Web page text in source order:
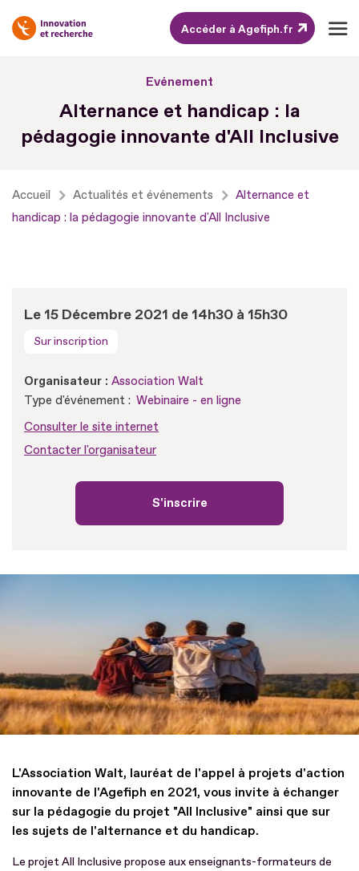
Aller
pied
de
Accéder à Agefiph.fr
Evénement
Alternance et handicap : la
pédagogie innovante d'All Inclusive
Accueil Actualités et événements
Alternance et
handicap : la pédagogie innovante d'All Inclusive
Le 15 Décembre 2021 de 14h30 à 15h30
Sur inscription
Organisateur : Association Walt
Type d'événement : Webinaire - en ligne
Consulter le site internet
Contacter l'organisateur
S'inscrire
L'Association Walt, lauréat de l'appel à projets d'action
innovante de l'Agefiph en 2021, vous invite à échanger
sur la pédagogie du projet "All Inclusive" ainsi que sur
les sujets de l'alternance et du handicap.
Le projet All Inclusive propose aux enseignants-formateurs de